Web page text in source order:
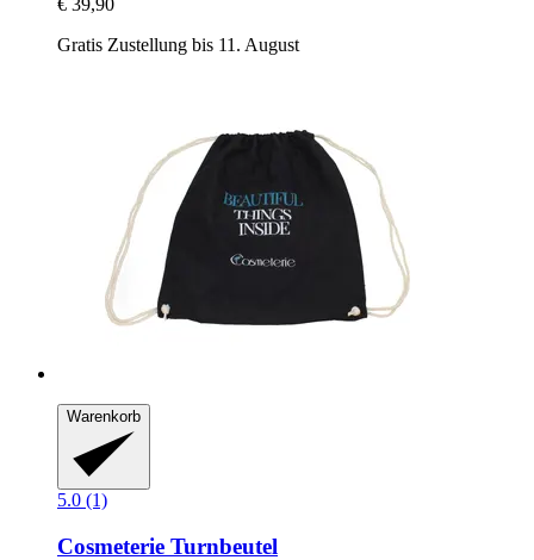
Gratis Zustellung bis 11. August
Warenkorb
5.0 (1)
Cosmeterie Turnbeutel